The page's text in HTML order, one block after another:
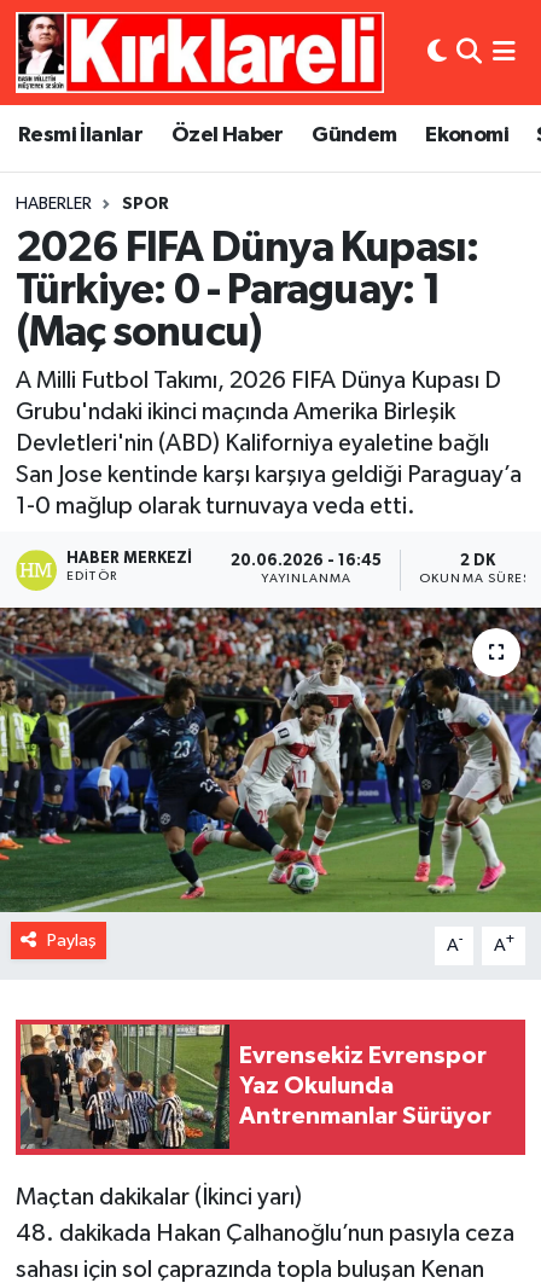
Resmi İlanlar Özel Haber Gündem Ekonomi
HABERLER SPOR
2026 FIFA Dünya Kupası:
Türkiye: 0 - Paraguay: 1
(Maç sonucu)
A Milli Futbol Takımı, 2026 FIFA Dünya Kupası D
Grubu'ndaki ikinci maçında Amerika Birleşik
Devletleri'nin (ABD) Kaliforniya eyaletine bağlı
San Jose kentinde karşı karşıya geldiği Paraguay’a
1-0 mağlup olarak turnuvaya veda etti.
HABER MERKEZI
EDITÖR
20.06.2026 - 16:45
YAYINLANMA
2 DK
OKUNMA SÜRESI
Paylaş A- A+
Evrensekiz Evrenspor
Yaz Okulunda
Antrenmanlar Sürüyor
Maçtan dakikalar (İkinci yarı)
48. dakikada Hakan Çalhanoğlu’nun pasıyla ceza
sahası için sol çaprazında topla buluşan Kenan
Resmi İlanlar
Gündem
Ekonomi
Siyaset
Spor
Asayiş
Dünya
Eğitim
Kültür Sanat
Magazin
Medya
Sağlık
Künye
Gizlilik Sözleşmesi
Merkez Nöbetçi Eczaneler
Merkez Trafik Yoğunluk Haritası
Süper Lig Puan Durumu ve Fikstür
Tüm Manşetler
Son Dakika Haberleri
Haber Arşivi